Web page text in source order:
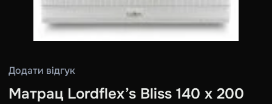
Додати відгук
Матрац Lordflex’s Bliss 140 x 200